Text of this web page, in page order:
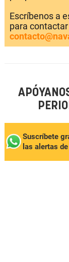
Escríbenos a
para
Suscríbete
las alertas